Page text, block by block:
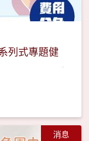
列式專題健
消息